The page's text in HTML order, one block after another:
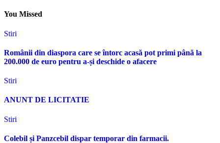
You Missed
Stiri
Românii din diaspora care se întorc acasă pot primi până la
200.000 de euro pentru a-și deschide o afacere
Stiri
ANUNT DE LICITATIE
Stiri
Colebil și Panzcebil dispar temporar din farmacii.